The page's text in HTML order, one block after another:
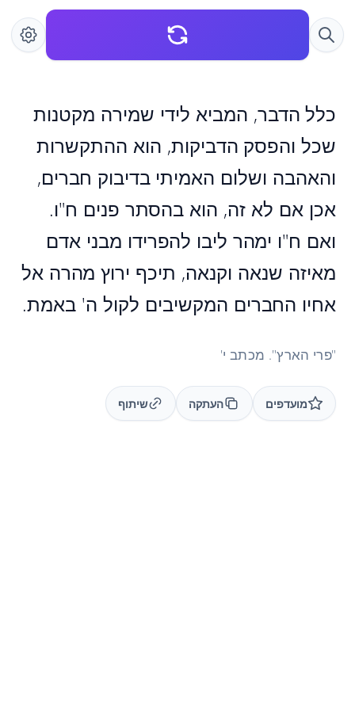
כלל הדבר, המביא לידי שמירה מקטנות
שכל והפסק הדביקות, הוא ההתקשרות
והאהבה ושלום האמיתי בדיבוק חברים,
אכן אם לא זה, הוא בהסתר פנים ח"ו.
ואם ח"ו ימהר ליבו להפרידו מבני אדם
מאיזה שנאה וקנאה, תיכף ירוץ מהרה אל
אחיו החברים המקשיבים לקול ה' באמת.
"פרי הארץ". מכתב י'
מועדפים העתקה שיתוף